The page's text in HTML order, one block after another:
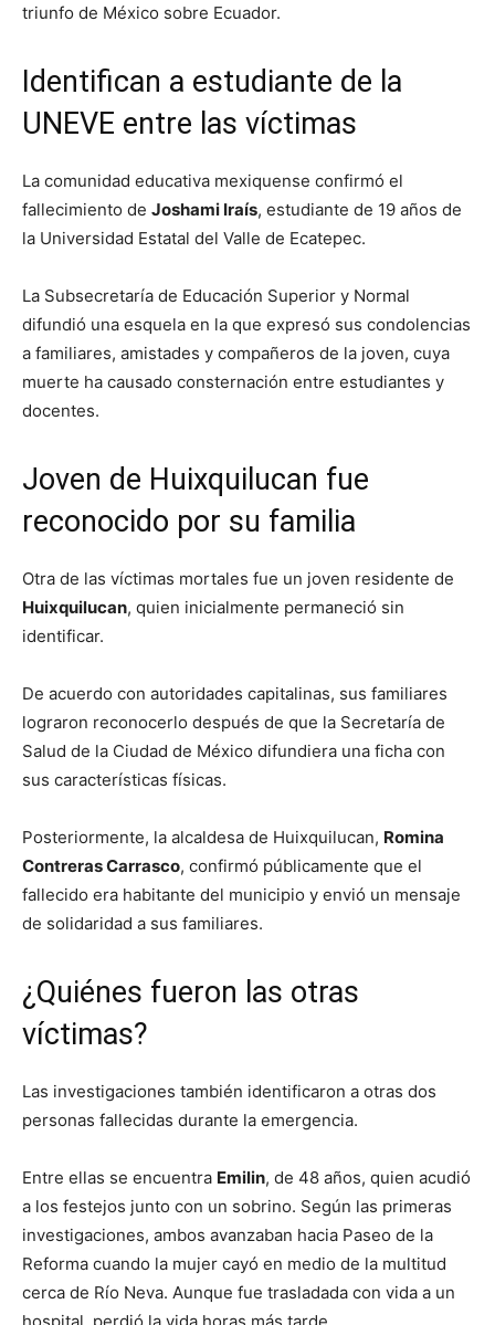
triunfo de México sobre Ecuador.
Identifican a estudiante de la
UNEVE entre las víctimas
La comunidad educativa mexiquense confirmó el
fallecimiento de Joshami Iraís, estudiante de 19 años de
la Universidad Estatal del Valle de Ecatepec.
La Subsecretaría de Educación Superior y Normal
difundió una esquela en la que expresó sus condolencias
a familiares, amistades y compañeros de la joven, cuya
muerte ha causado consternación entre estudiantes y
docentes.
Joven de Huixquilucan fue
reconocido por su familia
Otra de las víctimas mortales fue un joven residente de
Huixquilucan, quien inicialmente permaneció sin
identificar.
De acuerdo con autoridades capitalinas, sus familiares
lograron reconocerlo después de que la Secretaría de
Salud de la Ciudad de México difundiera una ficha con
sus características físicas.
Posteriormente, la alcaldesa de Huixquilucan, Romina
Contreras Carrasco, confirmó públicamente que el
fallecido era habitante del municipio y envió un mensaje
de solidaridad a sus familiares.
¿Quiénes fueron las otras
víctimas?
Las investigaciones también identificaron a otras dos
personas fallecidas durante la emergencia.
Entre ellas se encuentra Emilin, de 48 años, quien acudió
a los festejos junto con un sobrino. Según las primeras
investigaciones, ambos avanzaban hacia Paseo de la
Reforma cuando la mujer cayó en medio de la multitud
cerca de Río Neva. Aunque fue trasladada con vida a un